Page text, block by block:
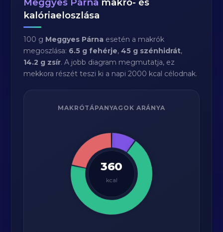
kalóriaeloszlása
100 g Meggyes Párna esetén a makrók
megoszlása: 6.5 g fehérje,45 g szénhidrát,
14.2 g zsír. A jobb diagram megmutatja, ez
mekkora részét teszi ki a napi 2000 kcal célodnak.
MAKRÓTÁPANYAGOK ARÁNYA
360
kcal